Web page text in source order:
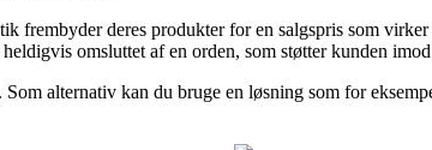
frembyder deres produkter for en salgspris som
omsluttet af en orden, som støtter kunden
alternativ kan du bruge en løsning som for